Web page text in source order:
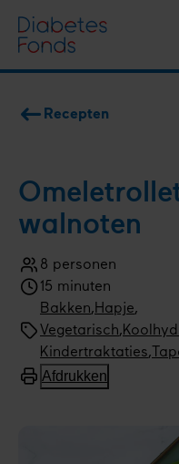
naar
de
gaan
Recepten
walnoten
Aantal
personen
8 personen
Kooktijd
15 minuten
Bereidingswijze
Bakken Menugang
Hapje
Soort
gerecht
Vegetarisch,
Type
gerecht
Kindertraktaties,
Afdrukken